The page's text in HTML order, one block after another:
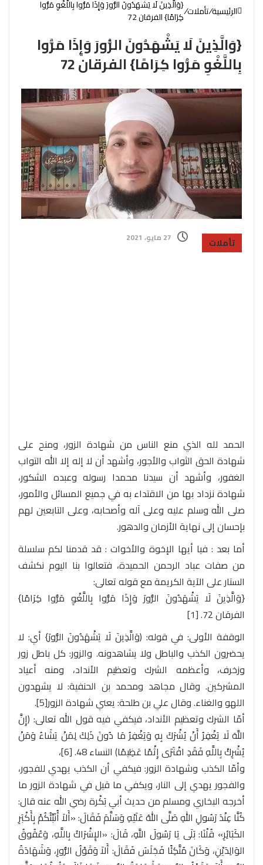
الرئيسية/تأملات/{وَالَّذِينَ لَا يَشْهَدُونَ الزُّورَ وَإِذَا مَرُّوا بِاللَّغْوِ مَرُّوا
كِرَامًا} الفرقان 72
{وَالَّذِينَ لَا يَشْهَدُونَ الزُّورَ وَإِذَا مَرُّوا
بِاللَّغْوِ مَرُّوا كِرَامًا} الفرقان 72
تأملات 27 مايو، 2021
الحمد لله الذي منع الناس من شهادة الزور، ومنح على
شهادة الحق الثواب والأجور، وأشهد أن لا إله إلا الله التواب
الغفور، وأشهد أن سيدنا محمدا رسوله وعبده الشكور،
شهادة نزداد بها من الاقتداء به في جميع المسائل والأمور،
صلى الله وسلم عليه وعلى آله وأصحابه، وعلى التابعين لهم
بإحسان إلى نهاية الأزمان والدهور.
أما بعد : فيا أيها الإخوة والأخوات : قد قدمنا لكم سلسلة
من صفات عباد الرحمن الحميدة، فتعالوا بنا اليوم نكشف
الستار على الآية الكريمة مع قوله تعالى:
{وَالَّذِينَ لَا يَشْهَدُونَ الزُّورَ وَإِذَا مَرُّوا بِاللَّغْوِ مَرُّوا كِرَامًا}
الفرقان 72. [1]
الوقفة الأولى: في قوله: ﴿وَالَّذِينَ لَا يَشْهَدُونَ الزُّورَ} أي: لا
يحضرون الكذب والباطل ولا يشاهدونه. والزور: كل باطل زور
وزخرف، وأعظمه الشرك وتعظيم الأنداد، ومنه أعياد
المشركين. وقال مجاهد ومحمد بن الحنفية: لا يشهدون
اللهو والغناء. وقال علي بن طلحة: يعني شهادة الزور[5].
أمّا الشرك وتعظيم الأنداد، فيكفي فيه قول الله تعالى: ﴿إِنَّ
اللَّهَ لَا يَغْفِرُ أَنْ يُشْرَكَ بِهِ وَيَغْفِرُ مَا دُونَ ذَلِكَ لِمَنْ يَشَاءُ وَمَنْ
يُشْرِكْ بِاللَّهِ فَقَدِ افْتَرَى إِثْمًا عَظِيمًا﴾ النساء 48. [6]،
وأمّا الكذب وشهادة الزور: فيكفي أن الكذب يهدي للفجور،
والفجور يهدي إلى النار، ويكفي ما قيل في شهادة الزور ما
أخرجه البخاري ومسلم من حديث أبي بَكْرة رضي الله عنه قال:
كُنَّا عِنْدَ رَسُولِ اللهِ صَلَّى اللهُ عَلَيْهِ وَسَلَّمَ فَقَالَ: «أَلاَ أُنَبِّئُكُمْ بِأَكْبَرِ
الكَبَائِرِ» قُلْنَا: بَلَى يَا رَسُولَ اللَّهِ، قَالَ: «الإِشْرَاكُ بِاللَّهِ، وَعُقُوقُ
الوَالِدَيْنِ، وَكَانَ مُتَّكِئًا فَجَلَسَ فَقَالَ: أَلاَ وَقَوْلُ الزُّورِ، وَشَهَادَةُ